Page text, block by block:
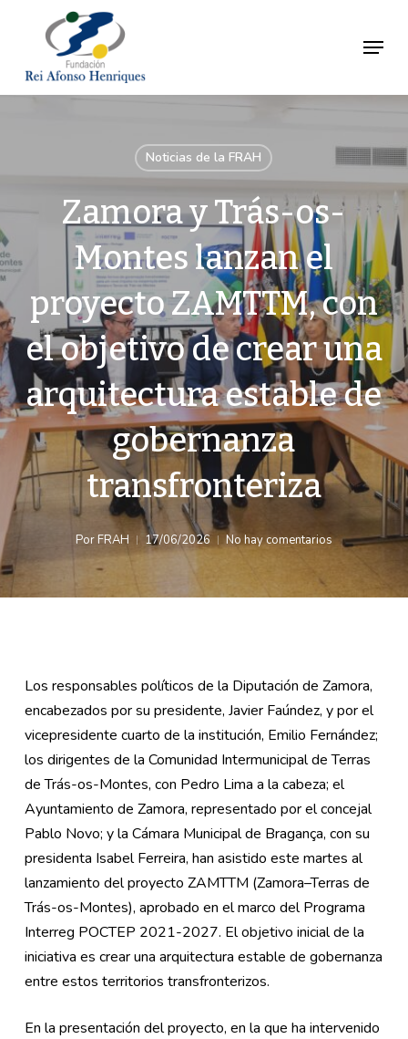
contenido
principal
Menú
Noticias de la FRAH
Zamora y Trás-os-
Montes lanzan el
proyecto ZAMTTM, con
el objetivo de crear una
arquitectura estable de
gobernanza
transfronteriza
PorFRAH 17/06/2026 No hay comentarios
Los responsables políticos de la Diputación de Zamora,
encabezados por su presidente, Javier Faúndez, y por el
vicepresidente cuarto de la institución, Emilio Fernández;
los dirigentes de la Comunidad Intermunicipal de Terras
de Trás-os-Montes, con Pedro Lima a la cabeza; el
Ayuntamiento de Zamora, representado por el concejal
Pablo Novo; y la Cámara Municipal de Bragança, con su
presidenta Isabel Ferreira, han asistido este martes al
lanzamiento del proyecto ZAMTTM (Zamora–Terras de
Trás-os-Montes), aprobado en el marco del Programa
Interreg POCTEP 2021-2027. El objetivo inicial de la
iniciativa es crear una arquitectura estable de gobernanza
entre estos territorios transfronterizos.
En la presentación del proyecto, en la que ha intervenido
Close